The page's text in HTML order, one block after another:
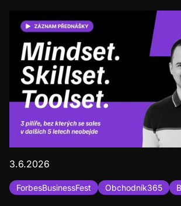
3.6.2026
ForbesBusinessFest Obchodník365